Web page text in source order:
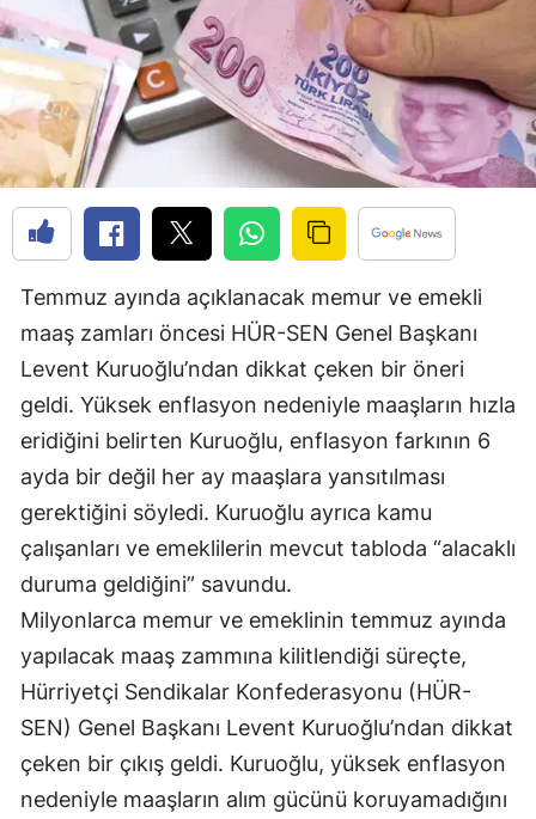
Denizli
Diyarbakır
Edirne
Elazığ
Erzincan
Eskişehir
Gaziantep
Giresun
Gümüşhane
Hakkari
Isparta
Mersin
İstanbul
İzmir
Temmuz ayında açıklanacak memur ve emekli
maaş zamları öncesi HÜR-SEN Genel Başkanı
Levent Kuruoğlu’ndan dikkat çeken bir öneri
geldi. Yüksek enflasyon nedeniyle maaşların hızla
eridiğini belirten Kuruoğlu, enflasyon farkının 6
ayda bir değil her ay maaşlara yansıtılması
gerektiğini söyledi. Kuruoğlu ayrıca kamu
çalışanları ve emeklilerin mevcut tabloda “alacaklı
duruma geldiğini” savundu.
Milyonlarca memur ve emeklinin temmuz ayında
yapılacak maaş zammına kilitlendiği süreçte,
Hürriyetçi Sendikalar Konfederasyonu (HÜR-
SEN) Genel Başkanı Levent Kuruoğlu’ndan dikkat
çeken bir çıkış geldi. Kuruoğlu, yüksek enflasyon
nedeniyle maaşların alım gücünü koruyamadığını